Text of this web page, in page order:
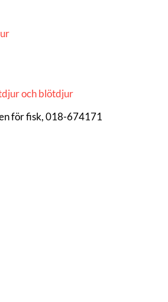
och blötdjur
för fisk, 018-674171